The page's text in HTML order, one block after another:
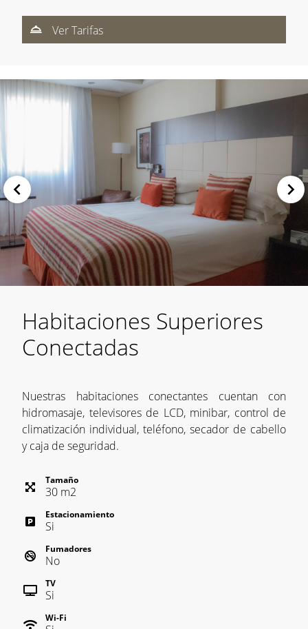
Ver Tarifas
Habitaciones Superiores
Conectadas
Nuestras habitaciones conectantes cuentan con
hidromasaje, televisores de LCD, minibar, control de
climatización individual, teléfono, secador de cabello
y caja de seguridad.
Tamaño
30 m2
Estacionamiento
Si
Fumadores
No
TV
Si
Wi-Fi